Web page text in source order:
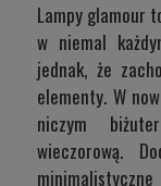
Lampy glamour
w niemal
jednak, że
elementy. W
niczym
wieczorową.